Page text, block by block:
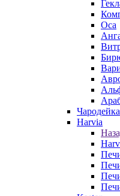
Оса
Чародейка
Harvia